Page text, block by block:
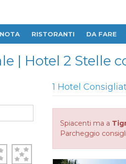
RISTORANTI DA FARE
| Hotel 2 Stelle
1 Hotel
Spiacenti ma a
Parcheggio